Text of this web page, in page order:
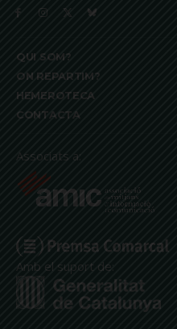
QUI SOM?
ON REPARTIM?
HEMEROTECA
CONTACTA
Associats a:
Amb el suport de: